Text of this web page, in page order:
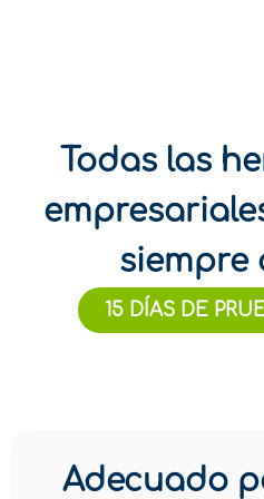
Todas las
siempre
15 DÍAS DE
Adecuado